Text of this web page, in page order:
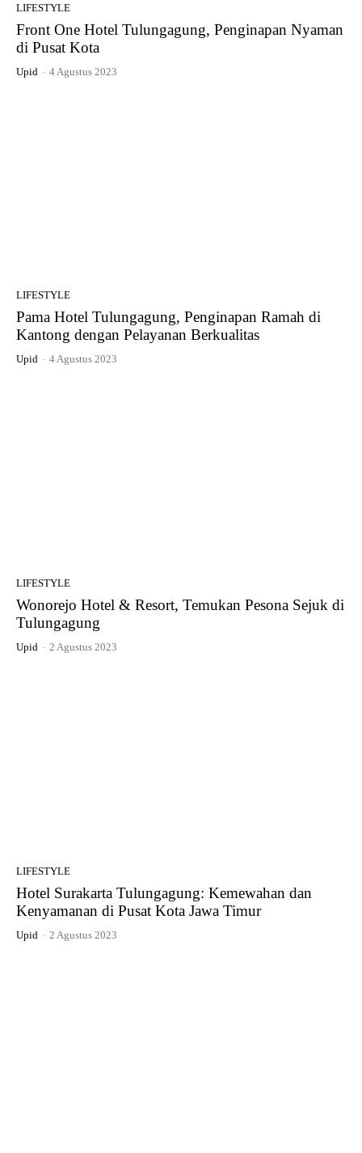
LIFESTYLE
Front One Hotel Tulungagung, Penginapan Nyaman
di Pusat Kota
Upid - 4 Agustus 2023
LIFESTYLE
Pama Hotel Tulungagung, Penginapan Ramah di
Kantong dengan Pelayanan Berkualitas
Upid - 4 Agustus 2023
LIFESTYLE
Wonorejo Hotel & Resort, Temukan Pesona Sejuk di
Tulungagung
Upid - 2 Agustus 2023
LIFESTYLE
Hotel Surakarta Tulungagung: Kemewahan dan
Kenyamanan di Pusat Kota Jawa Timur
Upid - 2 Agustus 2023